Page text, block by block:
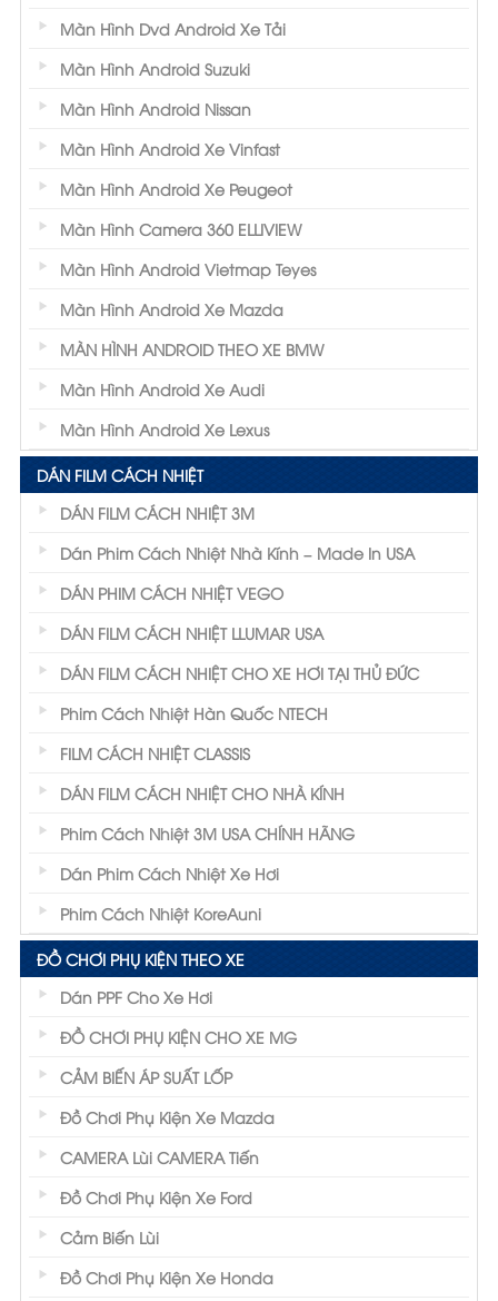
Màn Hình Dvd Android Xe Tải
Màn Hình Android Suzuki
Màn Hình Android Nissan
Màn Hình Android Xe Vinfast
Màn Hình Android Xe Peugeot
Màn Hình Camera 360 ELLIVIEW
Màn Hình Android Vietmap Teyes
Màn Hình Android Xe Mazda
MÀN HÌNH ANDROID THEO XE BMW
Màn Hình Android Xe Audi
Màn Hình Android Xe Lexus
DÁN FILM CÁCH NHIỆT
DÁN FILM CÁCH NHIỆT 3M
Dán Phim Cách Nhiệt Nhà Kính – Made In USA
DÁN PHIM CÁCH NHIỆT VEGO
DÁN FILM CÁCH NHIỆT LLUMAR USA
DÁN FILM CÁCH NHIỆT CHO XE HƠI TẠI THỦ ĐỨC
Phim Cách Nhiệt Hàn Quốc NTECH
FILM CÁCH NHIỆT CLASSIS
DÁN FILM CÁCH NHIỆT CHO NHÀ KÍNH
Phim Cách Nhiệt 3M USA CHÍNH HÃNG
Dán Phim Cách Nhiệt Xe Hơi
Phim Cách Nhiệt KoreAuni
ĐỒ CHƠI PHỤ KIỆN THEO XE
Dán PPF Cho Xe Hơi
ĐỒ CHƠI PHỤ KIỆN CHO XE MG
CẢM BIẾN ÁP SUẤT LỐP
Đồ Chơi Phụ Kiện Xe Mazda
CAMERA Lùi CAMERA Tiến
Đồ Chơi Phụ Kiện Xe Ford
Cảm Biến Lùi
Đồ Chơi Phụ Kiện Xe Honda